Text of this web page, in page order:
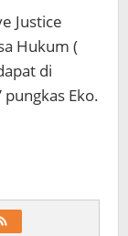
Justice
Hukum (
di
Eko.